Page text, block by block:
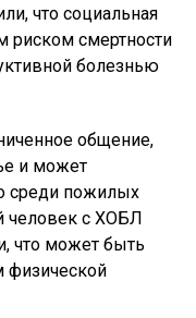
что социальная
риском смертности
болезнью
общение,
и может
среди пожилых
с ХОБЛ
что может быть
физической